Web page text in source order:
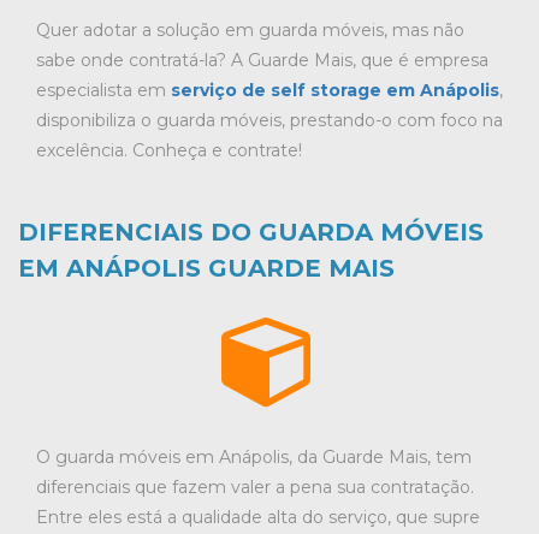
Quer adotar a solução em guarda móveis, mas não
sabe onde contratá-la? A Guarde Mais, que é empresa
especialista em serviço de self storage em Anápolis,
disponibiliza o guarda móveis, prestando-o com foco na
excelência. Conheça e contrate!
DIFERENCIAIS DO GUARDA MÓVEIS
EM ANÁPOLIS GUARDE MAIS
O guarda móveis em Anápolis, da Guarde Mais, tem
diferenciais que fazem valer a pena sua contratação.
Entre eles está a qualidade alta do serviço, que supre